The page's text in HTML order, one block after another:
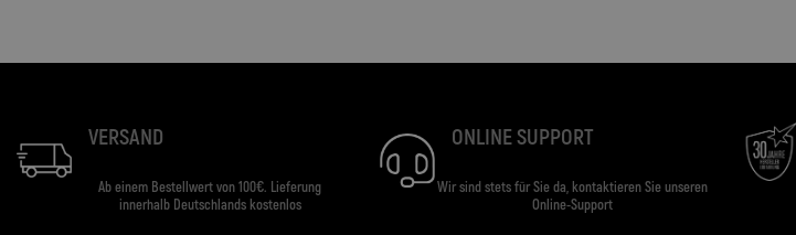
VERSAND
Ab einem Bestellwert von 100€. Lieferung
innerhalb Deutschlands kostenlos
ONLINE SUPPORT
Wir sind stets für Sie da, kontaktieren Sie unseren
Online-Support